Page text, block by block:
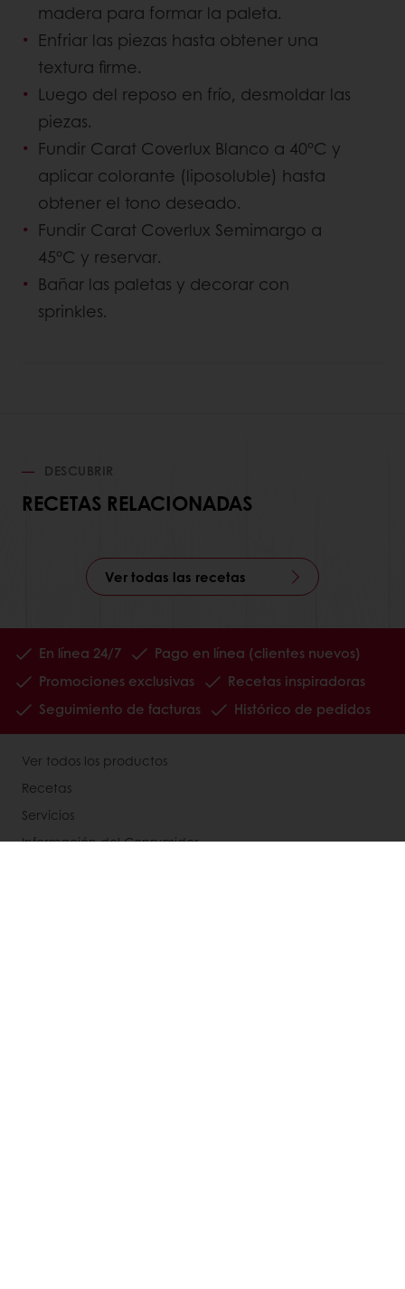
madera para formar la paleta.
Enfriar las piezas hasta obtener una
textura firme.
Luego del reposo en frío, desmoldar las
piezas.
Fundir Carat Coverlux Blanco a 40°C y
aplicar colorante (liposoluble) hasta
obtener el tono deseado.
Fundir Carat Coverlux Semimargo a
45°C y reservar.
Bañar las paletas y decorar con
sprinkles.
DESCUBRIR
RECETAS RELACIONADAS
Ver todas las recetas
En línea 24/7
Pago en línea (clientes nuevos)
Promociones exclusivas
Recetas inspiradoras
Seguimiento de facturas
Histórico de pedidos
Ver todos los productos
Recetas
Servicios
Información del Consumidor